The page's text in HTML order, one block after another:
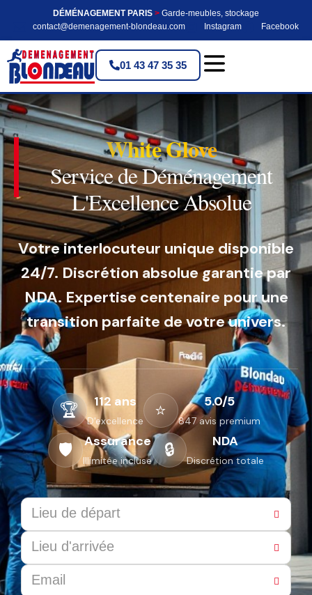
DÉMÉNAGEMENT PARIS > Garde-meubles, stockage
contact@demenagement-blondeau.com
Instagram Facebook
01 43 47 35 35
White Glove
Service de Déménagement
L'Excellence Absolue
Votre interlocuteur unique disponible
24/7. Discrétion absolue garantie par
NDA. Expertise centenaire pour une
transition parfaite de votre univers.
🏆 112 ans
D'excellence ⭐ 5.0/5
847 avis premium
🛡️ Assurance
Illimitée incluse 🔒 NDA
Discrétion totale